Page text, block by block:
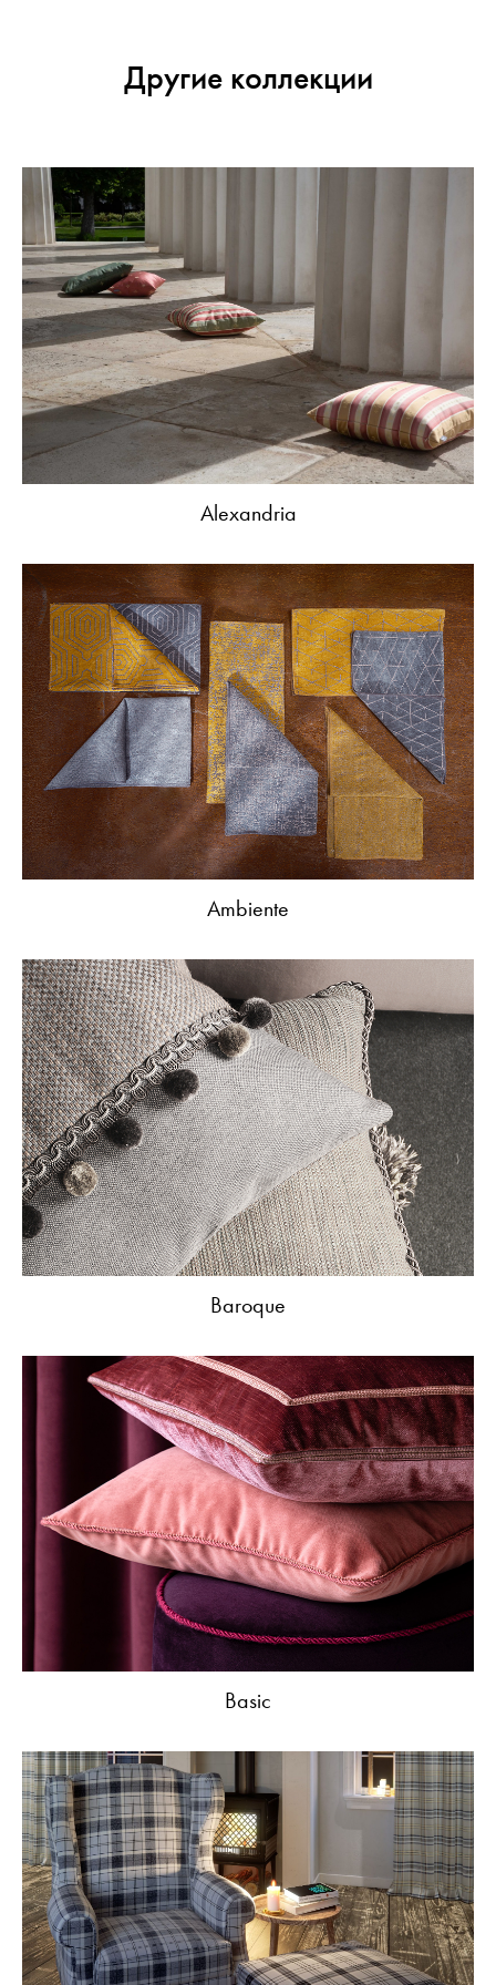
Другие коллекции
Alexandria
Ambiente
Baroque
Basic